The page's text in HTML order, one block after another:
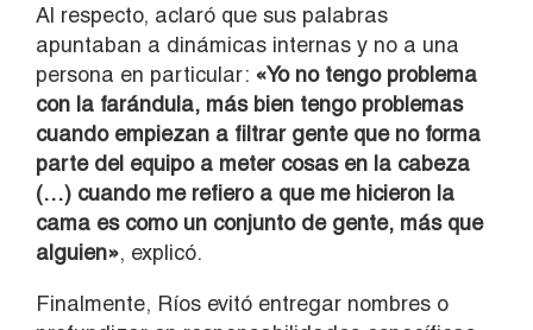
Al respecto, aclaró que sus palabras
apuntaban a dinámicas internas y no a una
persona en particular: «Yo no tengo problema
con la farándula, más bien tengo problemas
cuando empiezan a filtrar gente que no forma
parte del equipo a meter cosas en la cabeza
(…) cuando me refiero a que me hicieron la
cama es como un conjunto de gente, más que
alguien», explicó.
Finalmente, Ríos evitó entregar nombres o